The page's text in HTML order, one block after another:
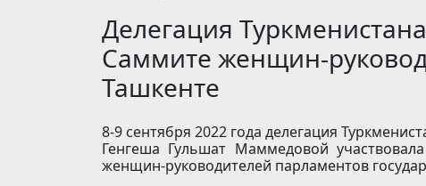
Делегация
Саммите женщин-
Ташкенте
8-9 сентября 2022 года делегация
Генгеша Гульшат Маммедовой
женщин-руководителей парламентов